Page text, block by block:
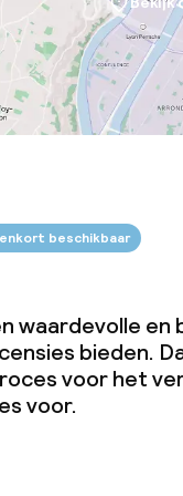
beschikbaar
waardevolle
bieden.
voor het
voor.